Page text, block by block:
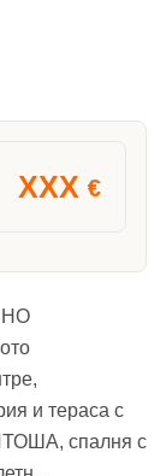
XXX €
и тераса с
спалня с